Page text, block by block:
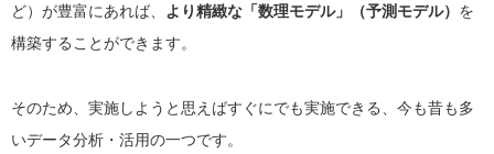
ど）が豊富にあれば、 より精緻な「数理モデル」（予測モデル） を
構築することができます。
そのため、実施しようと思えばすぐにでも実施できる、今も昔も多
いデータ分析・活用の一つです。